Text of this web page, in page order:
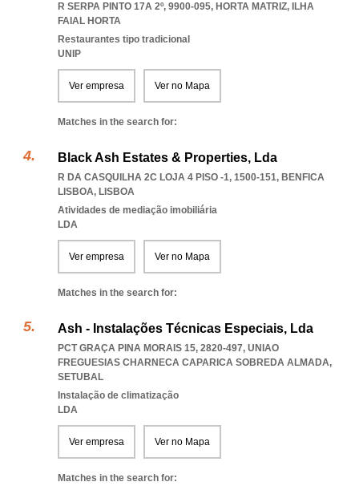
R SERPA PINTO 17A 2º, 9900-095, HORTA MATRIZ, ILHA
FAIAL HORTA
Restaurantes tipo tradicional
UNIP
Ver empresa Ver no Mapa
Matches in the search for:
Black Ash Estates & Properties, Lda
R DA CASQUILHA 2C LOJA 4 PISO -1, 1500-151, BENFICA
LISBOA, LISBOA
Atividades de mediação imobiliária
LDA
Ver empresa Ver no Mapa
Matches in the search for:
Ash - Instalações Técnicas Especiais, Lda
PCT GRAÇA PINA MORAIS 15, 2820-497, UNIAO
FREGUESIAS CHARNECA CAPARICA SOBREDA ALMADA,
SETUBAL
Instalação de climatização
LDA
Ver empresa Ver no Mapa
Matches in the search for: